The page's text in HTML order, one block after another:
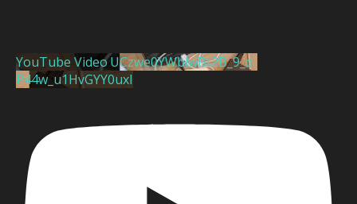
YouTube Video UCzwe0YWblwBt2B_9_d-
P44w_u1HvGYY0uxI